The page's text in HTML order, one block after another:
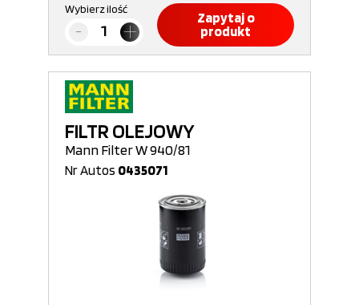
Wybierz ilość
Zapytaj o
produkt
FILTR OLEJOWY
Mann Filter W 940/81
Nr Autos 0435071